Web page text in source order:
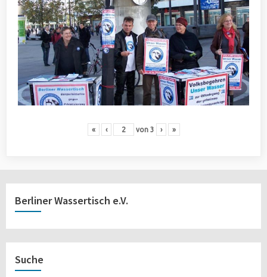
« ‹ von 3 › »
Berliner Wassertisch e.V.
Suche